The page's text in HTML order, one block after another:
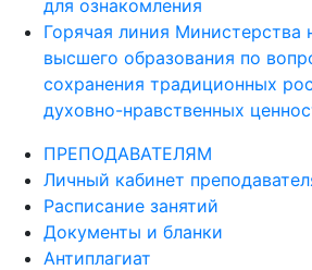
для ознакомления
Горячая линия Министерства
высшего образования по
сохранения традиционных
духовно-нравственных
ПРЕПОДАВАТЕЛЯМ
Личный кабинет
Расписание занятий
Документы и бланки
Антиплагиат